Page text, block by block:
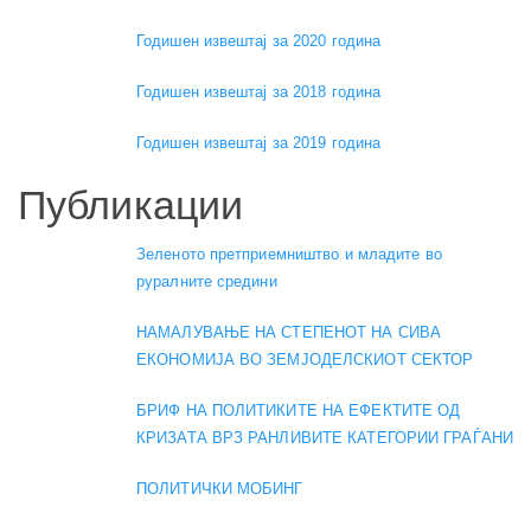
Годишен извештај за 2020 година
Годишен извештај за 2018 година
Годишен извештај за 2019 година
Публикации
Зеленото претприемништво и младите во
руралните средини
НАМАЛУВАЊЕ НА СТЕПЕНОТ НА СИВА
ЕКОНОМИЈА ВО ЗЕМЈОДЕЛСКИОТ СЕКТОР
БРИФ НА ПОЛИТИКИТЕ НА ЕФЕКТИТЕ ОД
КРИЗАТА ВРЗ РАНЛИВИТЕ КАТЕГОРИИ ГРАЃАНИ
ПОЛИТИЧКИ МОБИНГ